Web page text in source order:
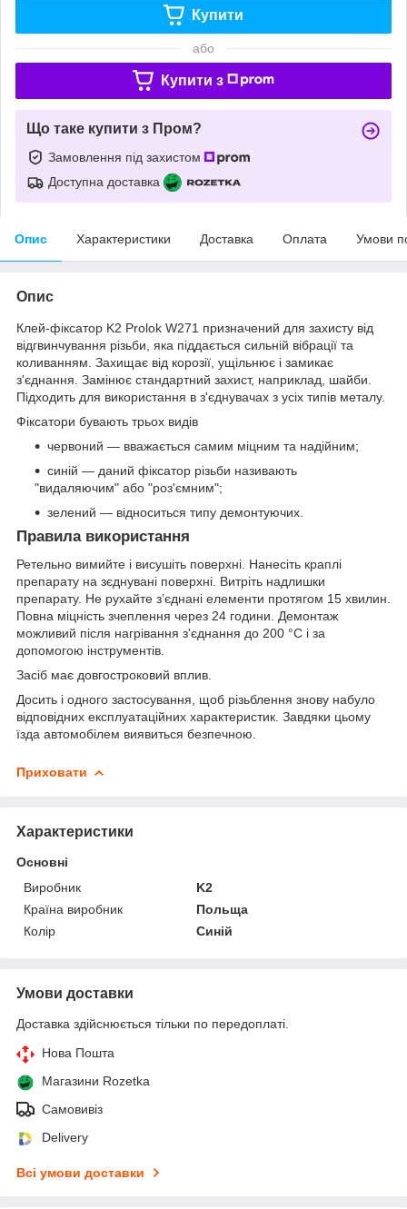
Купити
або
Купити з
Що таке купити з Пром?
Замовлення під захистом
Доступна доставка
Опис Характеристики Доставка Оплата Умови
Опис
Клей-фіксатор K2 Prolok W271 призначений для захисту від
відгвинчування різьби, яка піддається сильній вібрації та
коливанням. Захищає від корозії, ущільнює і замикає
з'єднання. Замінює стандартний захист, наприклад, шайби.
Підходить для використання в з'єднувачах з усіх типів металу.
Фіксатори бувають трьох видів
червоний — вважається самим міцним та надійним;
синій — даний фіксатор різьби називають
"видаляючим" або "роз'ємним";
зелений — відноситься типу демонтуючих.
Правила використання
Ретельно вимийте і висушіть поверхні. Нанесіть краплі
препарату на зєднувані поверхні. Витріть надлишки
препарату. Не рухайте з’єднані елементи протягом 15 хвилин.
Повна міцність зчеплення через 24 години. Демонтаж
можливий після нагрівання з'єднання до 200 °C і за
допомогою інструментів.
Засіб має довгостроковий вплив.
Досить і одного застосування, щоб різьблення знову набуло
відповідних експлуатаційних характеристик. Завдяки цьому
їзда автомобілем виявиться безпечною.
Приховати
Характеристики
Основні
Виробник
K2
Країна виробник
Польща
Колір
Синій
Умови доставки
Доставка здійснюється тільки по передоплаті.
Нова Пошта
Магазини Rozetka
Самовивіз
Delivery
Всі умови доставки